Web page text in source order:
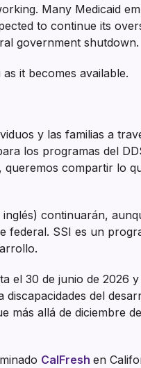
Many Medicaid
to continue its
government shutdown.
it becomes available.
y las familias a
los programas del
compartir lo
continuarán,
SSI es un
el 30 de junio de 2026
del
allá de diciembre
CalFresh en